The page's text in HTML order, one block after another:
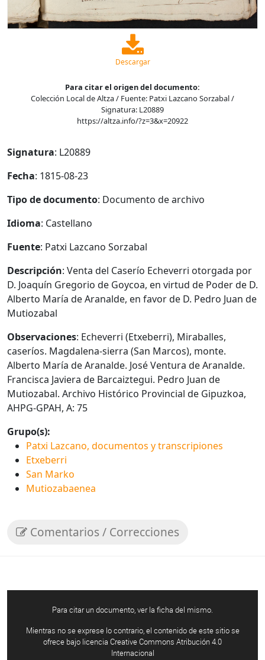
Descargar
Para citar el origen del documento:
Colección Local de Altza / Fuente: Patxi Lazcano Sorzabal /
Signatura: L20889
https://altza.info/?z=3&x=20922
Signatura: L20889
Fecha: 1815-08-23
Tipo de documento: Documento de archivo
Idioma: Castellano
Fuente: Patxi Lazcano Sorzabal
Descripción: Venta del Caserío Echeverri otorgada por
D. Joaquín Gregorio de Goycoa, en virtud de Poder de D.
Alberto María de Aranalde, en favor de D. Pedro Juan de
Mutiozabal
Observaciones: Echeverri (Etxeberri), Miraballes,
caseríos. Magdalena-sierra (San Marcos), monte.
Alberto María de Aranalde. José Ventura de Aranalde.
Francisca Javiera de Barcaiztegui. Pedro Juan de
Mutiozabal. Archivo Histórico Provincial de Gipuzkoa,
AHPG-GPAH, A: 75
Grupo(s):
Patxi Lazcano, documentos y transcripiones
Etxeberri
San Marko
Mutiozabaenea
Comentarios / Correcciones
Para citar un documento, ver la ficha del mismo.
Mientras no se exprese lo contrario, el contenido de este sitio se
ofrece bajo licencia Creative Commons Atribución 4.0
Internacional